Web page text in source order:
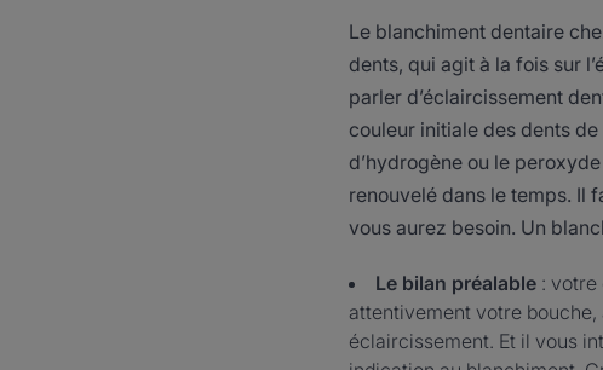
Le blanchiment dentaire
dents, qui agit à la fois sur
parler d’éclaircissement
couleur initiale des dents
d’hydrogène ou le
renouvelé dans le temps. Il
vous aurez besoin. Un
Le bilan préalable : votre
attentivement votre bouche,
éclaircissement. Et il vous